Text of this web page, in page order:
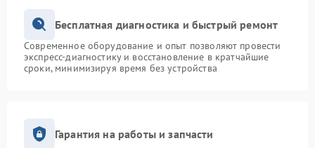
Бесплатная диагностика и быстрый ремонт
Современное оборудование и опыт позволяют провести
экспресс-диагностику и восстановление в кратчайшие
сроки, минимизируя время без устройства
Гарантия на работы и запчасти